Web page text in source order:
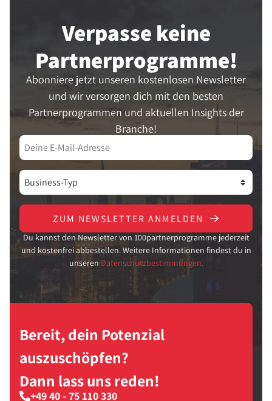
Verpasse keine
Partner­programme!
Abonniere jetzt unseren kostenlosen Newsletter
und wir versorgen dich mit den besten
Partnerprogrammen und aktuellen Insights der
Branche!
ZUM NEWSLETTER ANMELDEN
Du kannst den Newsletter von 100partnerprogramme jederzeit
und kostenfrei abbestellen. Weitere Informationen findest du in
unseren Datenschutzbestimmungen.
Bereit, dein Potenzial
auszuschöpfen?
Dann lass uns reden!
+49 40 - 75 110 330